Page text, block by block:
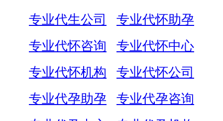
专业代生公司
专业代怀助孕
专业代怀咨询
专业代怀中心
专业代怀机构
专业代怀公司
专业代孕助孕
专业代孕咨询